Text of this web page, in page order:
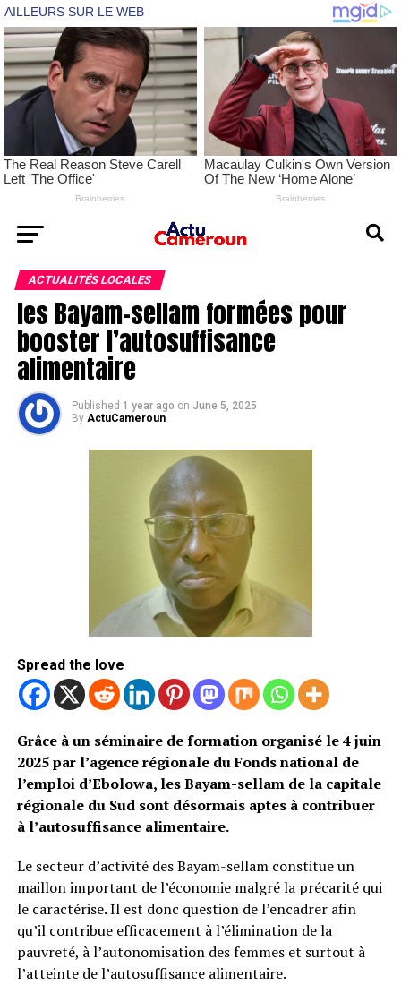
ACTUALITÉS LOCALES
les Bayam-sellam formées pour
booster l’autosuffisance
alimentaire
Published 1 year ago on June 5, 2025
By ActuCameroun
Spread the love
Grâce à un séminaire de formation organisé le 4 juin
2025 par l’agence régionale du Fonds national de
l’emploi d’Ebolowa, les Bayam-sellam de la capitale
régionale du Sud sont désormais aptes à contribuer
à l’autosuffisance alimentaire.
Le secteur d’activité des Bayam-sellam constitue un
maillon important de l’économie malgré la précarité qui
le caractérise. Il est donc question de l’encadrer afin
qu’il contribue efficacement à l’élimination de la
pauvreté, à l’autonomisation des femmes et surtout à
l’atteinte de l’autosuffisance alimentaire.